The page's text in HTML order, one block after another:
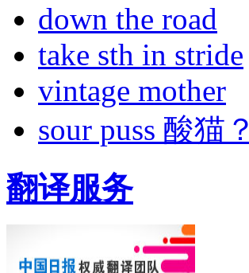
down the road
take sth in stride
vintage mother
sour puss 酸猫？
翻译服务